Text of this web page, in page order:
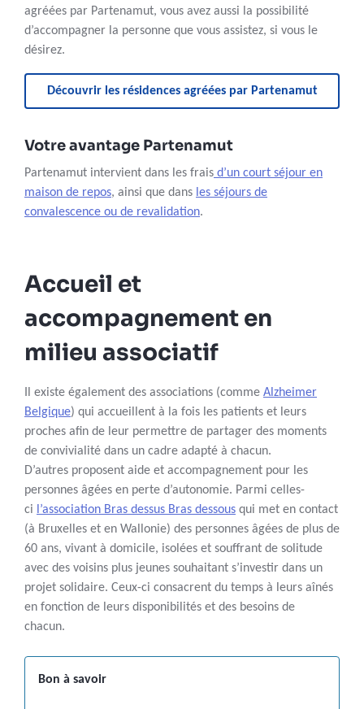
agréées par Partenamut, vous avez aussi la possibilité
d’accompagner la personne que vous assistez, si vous le
désirez.
Découvrir les résidences agréées par Partenamut
Votre avantage Partenamut
Partenamut intervient dans les frais d’un court séjour en
maison de repos, ainsi que dans les séjours de
convalescence ou de revalidation.
Accueil et
accompagnement en
milieu associatif
Il existe également des associations (comme Alzheimer
Belgique) qui accueillent à la fois les patients et leurs
proches afin de leur permettre de partager des moments
de convivialité dans un cadre adapté à chacun.
D’autres proposent aide et accompagnement pour les
personnes âgées en perte d’autonomie. Parmi celles-
ci l’association Bras dessus Bras dessous qui met en contact
(à Bruxelles et en Wallonie) des personnes âgées de plus de
60 ans, vivant à domicile, isolées et souffrant de solitude
avec des voisins plus jeunes souhaitant s’investir dans un
projet solidaire. Ceux-ci consacrent du temps à leurs aînés
en fonction de leurs disponibilités et des besoins de
chacun.
Bon à savoir